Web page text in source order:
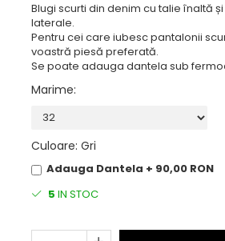
Blugi scurti din denim cu talie înaltă
laterale.
Pentru cei care iubesc pantalonii
voastră piesă preferată.
Se poate adauga dantela sub
Marime:
Culoare: Gri
Adauga Dantela + 90,00 RON
5 IN STOC